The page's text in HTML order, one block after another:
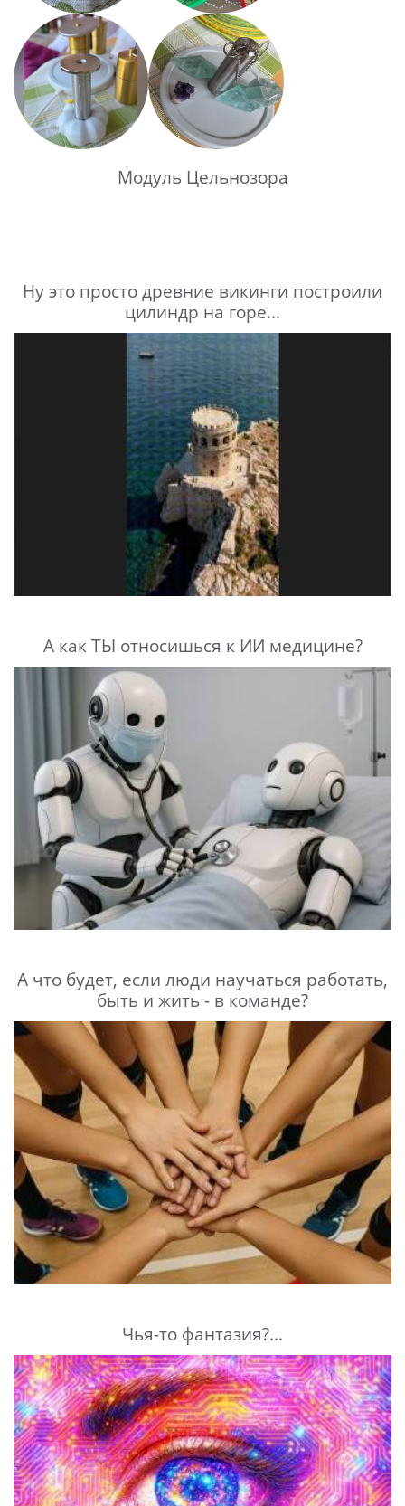
Модуль Цельнозора
Ну это просто древние викинги построили
цилиндр на горе...
А как ТЫ относишься к ИИ медицине?
А что будет, если люди научаться работать,
быть и жить - в команде?
Чья-то фантазия?...